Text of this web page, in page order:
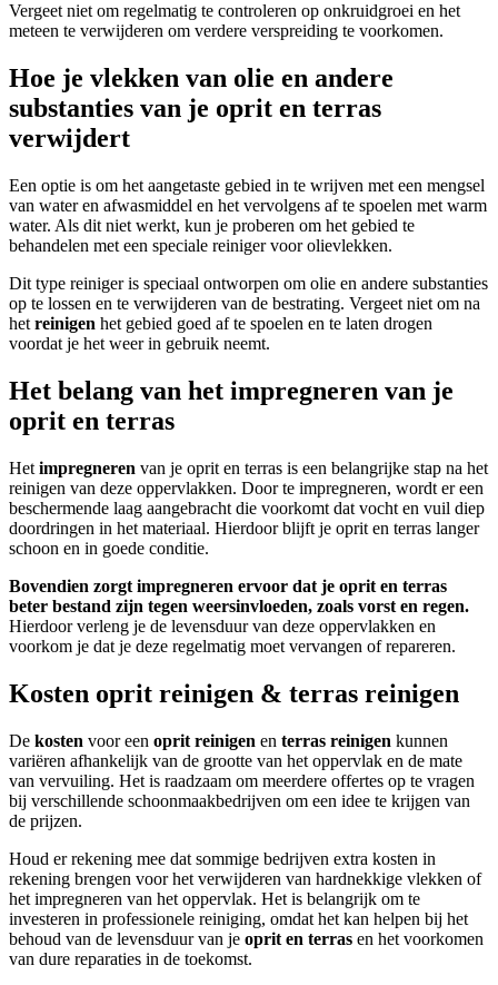
Vergeet niet om regelmatig te controleren op onkruidgroei en het
meteen te verwijderen om verdere verspreiding te voorkomen.
Hoe je vlekken van olie en andere
substanties van je oprit en terras
verwijdert
Een optie is om het aangetaste gebied in te wrijven met een mengsel
van water en afwasmiddel en het vervolgens af te spoelen met warm
water. Als dit niet werkt, kun je proberen om het gebied te
behandelen met een speciale reiniger voor olievlekken.
Dit type reiniger is speciaal ontworpen om olie en andere substanties
op te lossen en te verwijderen van de bestrating. Vergeet niet om na
het reinigen het gebied goed af te spoelen en te laten drogen
voordat je het weer in gebruik neemt.
Het belang van het impregneren van je
oprit en terras
Het impregneren van je oprit en terras is een belangrijke stap na het
reinigen van deze oppervlakken. Door te impregneren, wordt er een
beschermende laag aangebracht die voorkomt dat vocht en vuil diep
doordringen in het materiaal. Hierdoor blijft je oprit en terras langer
schoon en in goede conditie.
Bovendien zorgt impregneren ervoor dat je oprit en terras
beter bestand zijn tegen weersinvloeden, zoals vorst en regen.
Hierdoor verleng je de levensduur van deze oppervlakken en
voorkom je dat je deze regelmatig moet vervangen of repareren.
Kosten oprit reinigen & terras reinigen
De kosten voor een oprit reinigen en terras reinigen kunnen
variëren afhankelijk van de grootte van het oppervlak en de mate
van vervuiling. Het is raadzaam om meerdere offertes op te vragen
bij verschillende schoonmaakbedrijven om een idee te krijgen van
de prijzen.
Houd er rekening mee dat sommige bedrijven extra kosten in
rekening brengen voor het verwijderen van hardnekkige vlekken of
het impregneren van het oppervlak. Het is belangrijk om te
investeren in professionele reiniging, omdat het kan helpen bij het
behoud van de levensduur van je oprit en terras en het voorkomen
van dure reparaties in de toekomst.